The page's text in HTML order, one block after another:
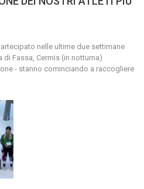
nelle ultime due settimane
di Fassa, Cermis (in notturna)
- stanno cominciando a raccogliere